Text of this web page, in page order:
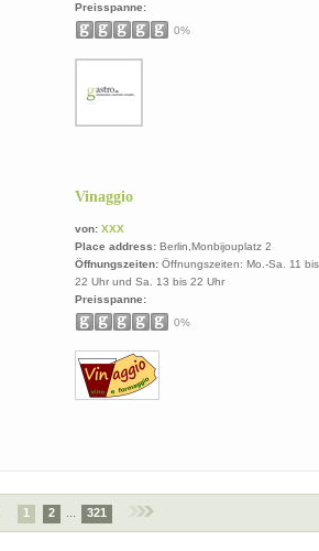
Preisspanne:
0%
Vinaggio
von: XXX
Place address: Berlin,Monbijouplatz 2
Öffnungszeiten: Öffnungszeiten: Mo.-Sa. 11
22 Uhr und Sa. 13 bis 22 Uhr
Preisspanne:
0%
1 2 321